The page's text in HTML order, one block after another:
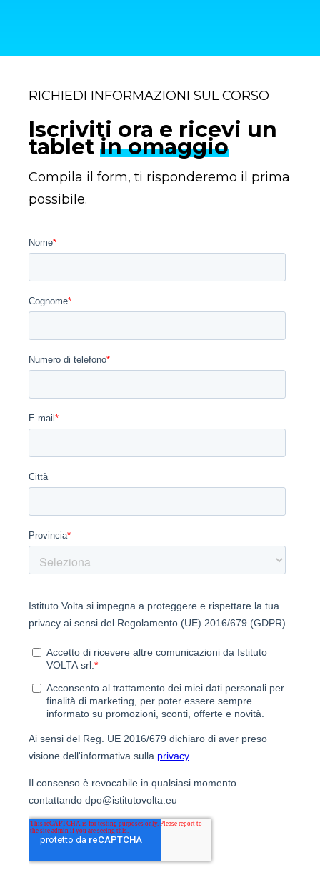
RICHIEDI INFORMAZIONI SUL CORSO
Iscriviti ora e ricevi un
tablet in omaggio
Compila il form, ti risponderemo il prima
possibile.